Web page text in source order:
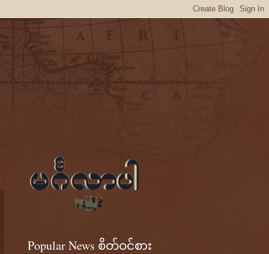
Popular News စိတ်ဝင်စား